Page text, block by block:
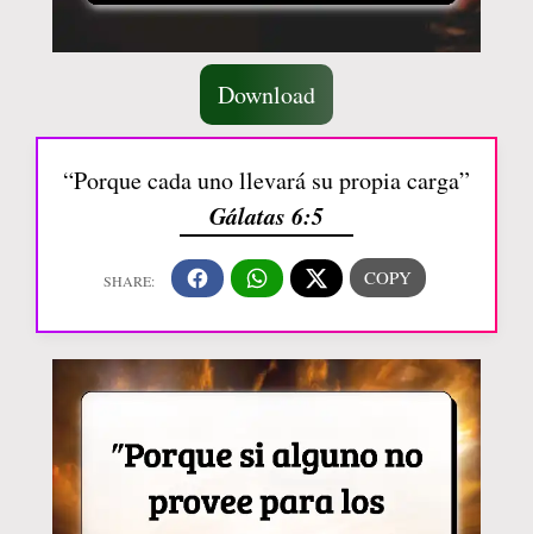
Download
“Porque cada uno llevará su propia carga”
Gálatas 6:5